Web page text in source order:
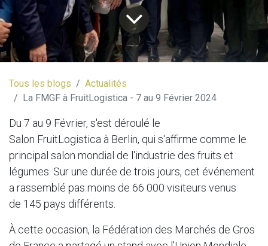
Tous les blogs
Actualités
La FMGF à FruitLogistica - 7 au 9 Février 2024
Du 7 au 9 Février, s'est déroulé le
Salon FruitLogistica à Berlin, qui s'affirme comme le
principal salon mondial de l'industrie des fruits et
légumes. Sur une durée de trois jours, cet événement
a rassemblé pas moins de 66 000 visiteurs venus
de 145 pays différents.
À cette occasion, la Fédération des Marchés de Gros